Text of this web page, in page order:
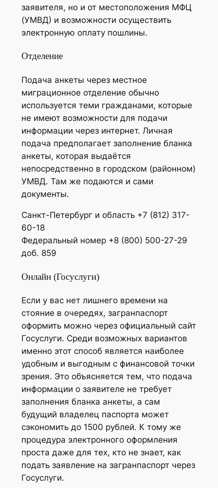
заявителя, но и от местоположения МФЦ
(УМВД) и возможности осуществить
электронную оплату пошлины.
Отделение
Подача анкеты через местное
миграционное отделение обычно
используется теми гражданами, которые
не имеют возможности для подачи
информации через интернет. Личная
подача предполагает заполнение бланка
анкеты, которая выдаётся
непосредственно в городском (районном)
УМВД. Там же подаются и сами
документы.
Санкт-Петербург и область +7 (812) 317-
60-18
Федеральный номер +8 (800) 500-27-29
доб. 859
Онлайн (Госуслуги)
Если у вас нет лишнего времени на
стояние в очередях, загранпаспорт
оформить можно через официальный сайт
Госуслуги. Среди возможных вариантов
именно этот способ является наиболее
удобным и выгодным с финансовой точки
зрения. Это объясняется тем, что подача
информации о заявителе не требует
заполнения бланка анкеты, а сам
будущий владелец паспорта может
сэкономить до 1500 рублей. К тому же
процедура электронного оформления
проста даже для тех, кто не знает, как
подать заявление на загранпаспорт через
Госуслуги.